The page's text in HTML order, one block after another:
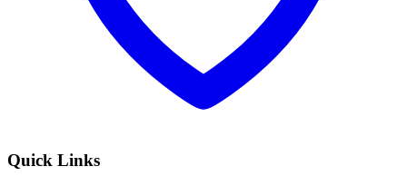
Quick Links